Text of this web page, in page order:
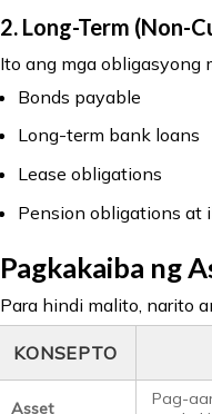
2. Long-Term (Non-
Ito ang mga obligasyong
Bonds payable
Long-term bank loans
Lease obligations
Pension obligations at
Pagkakaiba ng
Para hindi malito, narito
KONSEPTO
Asset
Pag-